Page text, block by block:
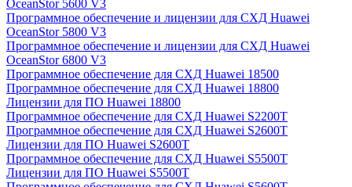
OceanStor 5600 V3
Программное обеспечение и лицензии для СХД Huawei
OceanStor 5800 V3
Программное обеспечение и лицензии для СХД Huawei
OceanStor 6800 V3
Программное обеспечение для СХД Huawei 18500
Программное обеспечение для СХД Huawei 18800
Лицензии для ПО Huawei 18800
Программное обеспечение для СХД Huawei S2200T
Программное обеспечение для СХД Huawei S2600T
Лицензии для ПО Huawei S2600T
Программное обеспечение для СХД Huawei S5500T
Лицензии для ПО Huawei S5500T